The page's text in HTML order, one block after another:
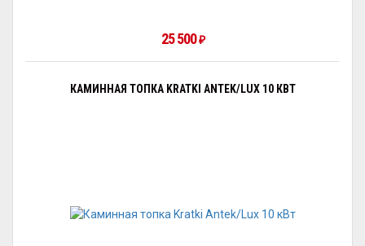
25 500 ₽
КАМИННАЯ ТОПКА KRATKI ANTEK/LUX 10 КВТ